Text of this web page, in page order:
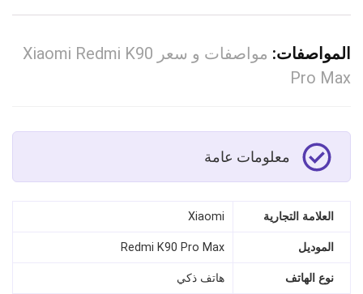
المواصفات:
مواصفات و سعر Xiaomi Redmi K90
Pro Max
معلومات عامة
العلامة التجارية Xiaomi
الموديل Redmi K90 Pro Max
نوع الهاتف هاتف ذكي